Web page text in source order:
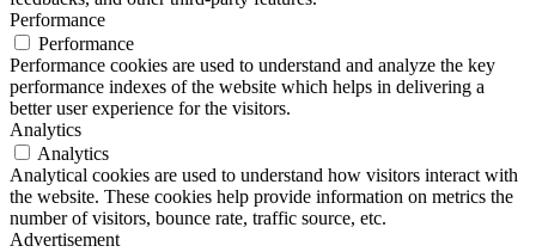
Performance
Performance
Performance cookies are used to understand and analyze the key
performance indexes of the website which helps in delivering a
better user experience for the visitors.
Analytics
Analytics
Analytical cookies are used to understand how visitors interact with
the website. These cookies help provide information on metrics the
number of visitors, bounce rate, traffic source, etc.
Advertisement